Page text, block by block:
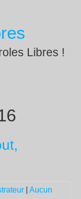
Libres !
Aucun